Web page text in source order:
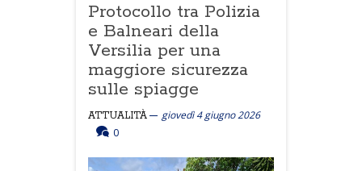
Protocollo tra Polizia
e Balneari della
Versilia per una
maggiore sicurezza
sulle spiagge
ATTUALITÀ
giovedì 4 giugno 2026
0